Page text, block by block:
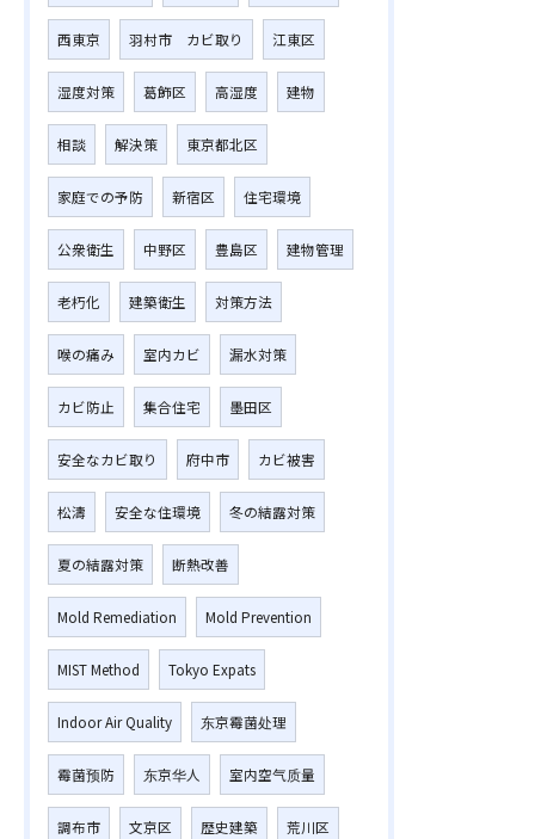
西東京 羽村市 カビ取り 江東区
湿度対策 葛飾区 高湿度 建物
相談 解決策 東京都北区
家庭での予防 新宿区 住宅環境
公衆衛生 中野区 豊島区 建物管理
老朽化 建築衛生 対策方法
喉の痛み 室内カビ 漏水対策
カビ防止 集合住宅 墨田区
安全なカビ取り 府中市 カビ被害
松濤 安全な住環境 冬の結露対策
夏の結露対策 断熱改善
Mold Remediation Mold Prevention
MIST Method Tokyo Expats
Indoor Air Quality 东京霉菌处理
霉菌预防 东京华人 室内空气质量
調布市 文京区 歴史建築 荒川区